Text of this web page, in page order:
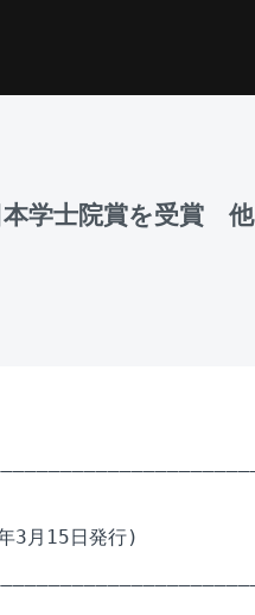
本学士院賞を受賞 他
月15日発行)